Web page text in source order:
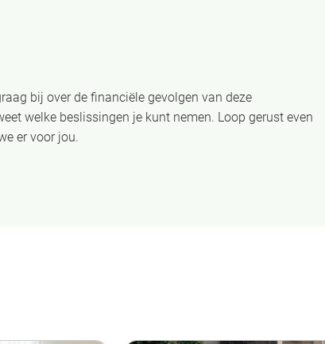
bij over de financiële gevolgen van deze
welke beslissingen je kunt nemen. Loop gerust even
er voor jou.